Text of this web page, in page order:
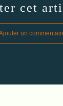
cet
un